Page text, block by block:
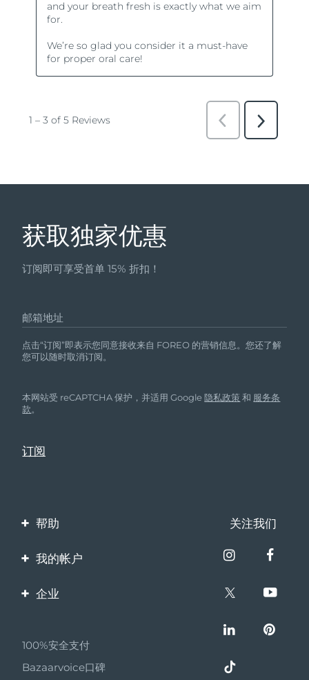
获取独家优惠
订阅即可享受首单 15% 折扣！
邮箱地址
点击“订阅”即表示您同意接收来自 FOREO 的营销信息。您还了解
您可以随时取消订阅。
本网站受 reCAPTCHA 保护，并适用 Google隐私政策 和 服务条
款。
帮助
联系我们
保修与退换货
关注我们
我的帐户
产品注册
企业
伙伴计划
联盟新闻
100%安全支付
Bazaarvoice口碑